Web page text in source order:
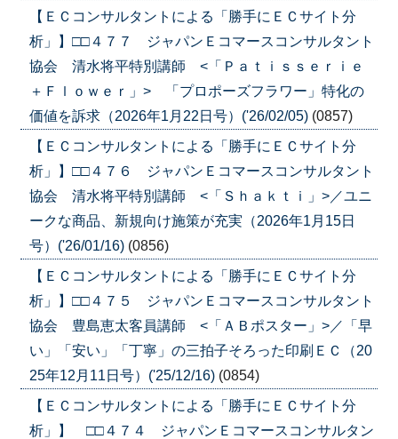
【ＥＣコンサルタントによる「勝手にＥＣサイト分
析」】□□４７７ ジャパンＥコマースコンサルタント
協会 清水将平特別講師 <「Ｐａｔｉｓｓｅｒｉｅ
＋Ｆｌｏｗｅｒ」> 「プロポーズフラワー」特化の
価値を訴求（2026年1月22日号）('26/02/05) (0857)
【ＥＣコンサルタントによる「勝手にＥＣサイト分
析」】□□４７６ ジャパンＥコマースコンサルタント
協会 清水将平特別講師 <「Ｓｈａｋｔｉ」>／ユニ
ークな商品、新規向け施策が充実（2026年1月15日
号）('26/01/16) (0856)
【ＥＣコンサルタントによる「勝手にＥＣサイト分
析」】□□４７５ ジャパンＥコマースコンサルタント
協会 豊島恵太客員講師 <「ＡＢポスター」>／「早
い」「安い」「丁寧」の三拍子そろった印刷ＥＣ（20
25年12月11日号）('25/12/16) (0854)
【ＥＣコンサルタントによる「勝手にＥＣサイト分
析」】 □□４７４ ジャパンＥコマースコンサルタン